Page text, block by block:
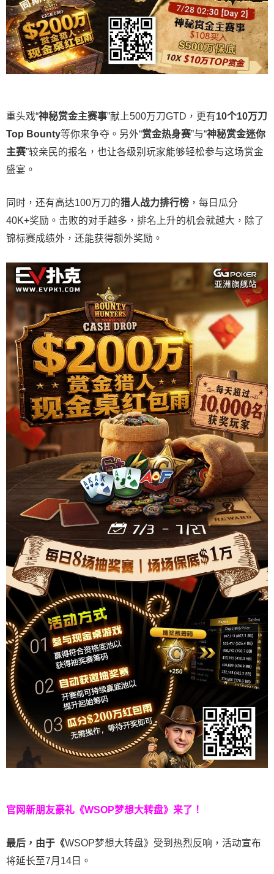
重头戏“神秘赏金主赛事”献上500万刀GTD，更有10个10万刀
Top Bounty等你来争夺。另外“赏金热身赛”与“神秘赏金迷你
主赛”较亲民的报名，也让各级别玩家能够轻松参与这场赏金
盛宴。
同时，还有高达100万刀的猎人战力排行榜 ，每日瓜分
40K+奖励。击败的对手越多，排名上升的机会就越大，除了
锦标赛成绩外，还能获得额外奖励。
官网新朋友豪礼 《WSOP梦想大转盘》来了！
最后，由于《WSOP梦想大转盘》受到热烈反响，活动宣布
将延长至7月14日。